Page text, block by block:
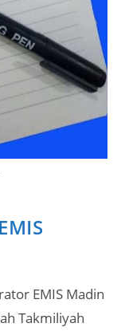
EMIS Madin
Takmiliyah